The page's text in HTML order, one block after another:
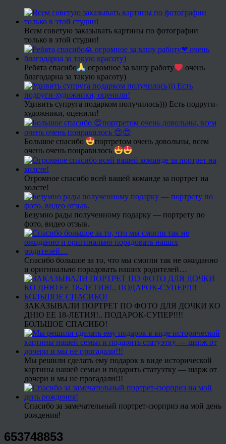
Всем советую заказывать картины по фотографии
только в этой студии!
Ребята спасибо огромное за вашу работу
очень
благодарна за такую красоту)
Удивить супруга подарком получилось))) Есть подруги-
художники, оценили!
Большое спасибо
портретом очень довольны, всем
очень очень понравилось
Огромное спасибо всей вашей команде за портрет на
холсте!
Безумно рады полученному подарку — портрету по
фото, видео отзыв.
Спасибо большое за то, что мы смогли так не ожиданно
и оригинально порадовать наших родителей…
ЗАКАЗЫВАЛИ ПОРТРЕТ ПО ФОТО ДЛЯ ДОЧКИ КО
ДНЮ ЕЕ 18-ЛЕТИЯ!.. ПОДАРОК-СУПЕР!!!!
БОЛЬШОЕ СПАСИБО!
Мы решили сделать ему подарок в виде исторической
картины нашей семьи и подарить статуэтку — шарж от
дочери и мы не прогадали!!!
Спасибо за замечательный портрет-сюрприз на мой день
рождения!
653748853